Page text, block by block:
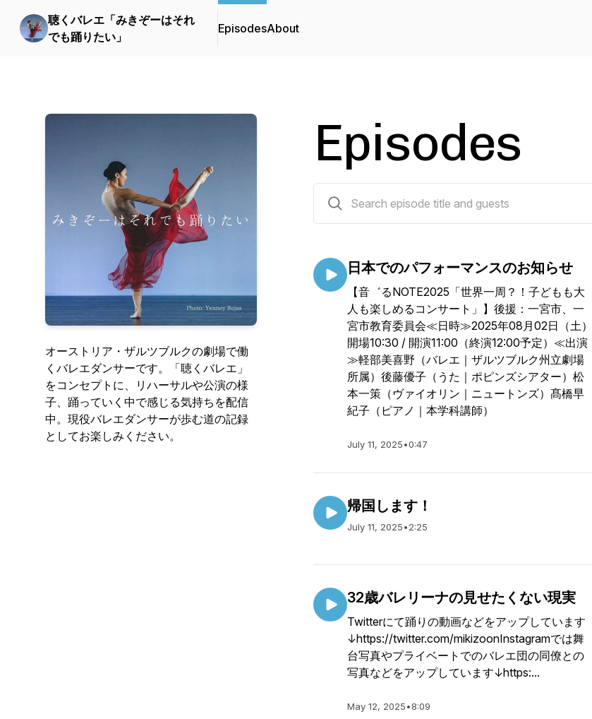
聴くバレエ「みきぞーはそれ
でも踊りたい」
EpisodesAbout
オーストリア・ザルツブルクの劇場で働
くバレエダンサーです。「聴くバレエ」
をコンセプトに、リハーサルや公演の様
子、踊っていく中で感じる気持ちを配信
中。現役バレエダンサーが歩む道の記録
としてお楽しみください。
Episodes
日本でのパフォーマンスのお知らせ
【音゛るNOTE2025「世界一周？！子どもも大
人も楽しめるコンサート」】後援：一宮市、一
宮市教育委員会≪日時≫2025年08月02日（土）
開場10:30 / 開演11:00（終演12:00予定）≪出演
≫軽部美喜野（バレエ｜ザルツブルク州立劇場
所属）後藤優子（うた｜ポピンズシアター）松
本一策（ヴァイオリン｜ニュートンズ）髙橋早
紀子（ピアノ｜本学科講師）
July 11, 2025•0:47
帰国します！
July 11, 2025•2:25
32歳バレリーナの見せたくない現実
Twitterにて踊りの動画などをアップしています
↓https://twitter.com/mikizoonInstagramでは舞
台写真やプライベートでのバレエ団の同僚との
写真などをアップしています↓https:...
May 12, 2025•8:09